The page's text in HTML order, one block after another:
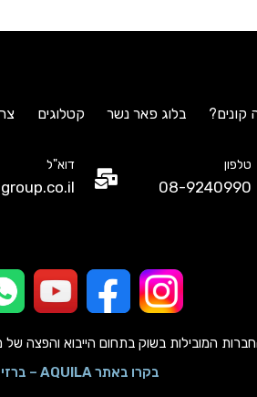
קונים? בלוג פאר נשר קטלוגים
טלפון
08-9240990
דוא"ל
המובילות בשוק בתחום הייבוא והפצה של
בקרו באתר AQUILA – ברזים & אביזרי אמבט